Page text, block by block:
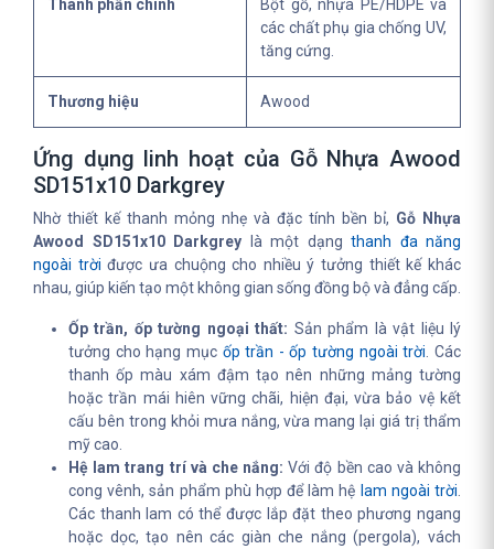
Thành phần chính
Bột gỗ, nhựa PE/HDPE và
các chất phụ gia chống UV,
tăng cứng.
Thương hiệu Awood
Ứng dụng linh hoạt của Gỗ Nhựa Awood
SD151x10 Darkgrey
Nhờ thiết kế thanh mỏng nhẹ và đặc tính bền bỉ, Gỗ Nhựa
Awood SD151x10 Darkgrey là một dạng thanh đa năng
ngoài trời được ưa chuộng cho nhiều ý tưởng thiết kế khác
nhau, giúp kiến tạo một không gian sống đồng bộ và đẳng cấp.
Ốp trần, ốp tường ngoại thất: Sản phẩm là vật liệu lý
tưởng cho hạng mục ốp trần - ốp tường ngoài trời . Các
thanh ốp màu xám đậm tạo nên những mảng tường
hoặc trần mái hiên vững chãi, hiện đại, vừa bảo vệ kết
cấu bên trong khỏi mưa nắng, vừa mang lại giá trị thẩm
mỹ cao.
Hệ lam trang trí và che nắng: Với độ bền cao và không
cong vênh, sản phẩm phù hợp để làm hệ lam ngoài trời
Các thanh lam có thể được lắp đặt theo phương ngang
hoặc dọc, tạo nên các giàn che nắng (pergola), vách